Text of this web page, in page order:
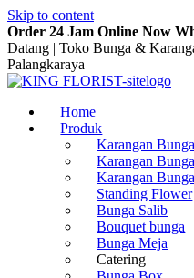
Skip to content
Order 24 Jam Online Now
Datang | Toko Bunga &
Palangkaraya
Home
Produk
Karangan Bunga
Karangan
Karangan
Standing Flower
Bunga Salib
Bouquet bunga
Bunga Meja
Catering